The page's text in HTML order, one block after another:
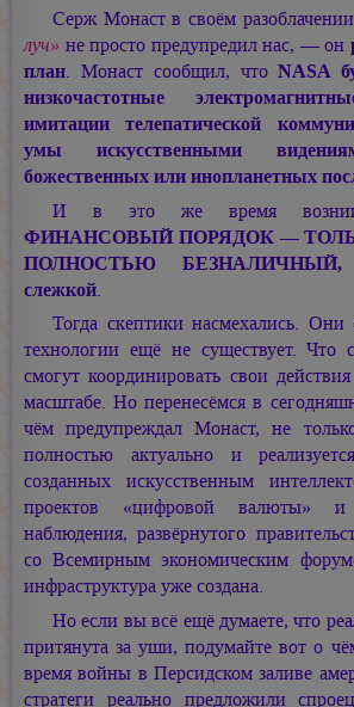
Серж Монаст в своём
луч» не просто предупредил нас, — он
план. Монаст сообщил, чтоNASA
низкочастотные
имитации телепатической
умы искусственными
божественных или инопланетных
И в это же время
ФИНАНСОВЫЙ ПОРЯДОК —
ПОЛНОСТЬЮ БЕЗНАЛИЧНЫЙ,
слежкой.
Тогда скептики насмехались. Они
технологии ещё не существует. Что
смогут координировать свои
масштабе. Но перенесёмся в
чём предупреждал Монаст, не
полностью актуально и
созданных искусственным
проектов «цифровой валюты» и
наблюдения, развёрнутого
со Всемирным экономическим
инфраструктура уже создана.
Но если вы всё ещё думаете, что
притянута за уши, подумайте вот о
время войны в Персидском заливе
стратеги реально предложили